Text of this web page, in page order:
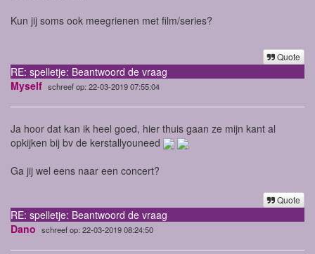
Kun jij soms ook meegrienen met film/series?
Quote
RE: spelletje: Beantwoord de vraag
Myself schreef op: 22-03-2019 07:55:04
Ja hoor dat kan ik heel goed, hier thuis gaan ze mijn kant al
opkijken bij bv de kerstallyouneed
Ga jij wel eens naar een concert?
Quote
RE: spelletje: Beantwoord de vraag
Dano schreef op: 22-03-2019 08:24:50